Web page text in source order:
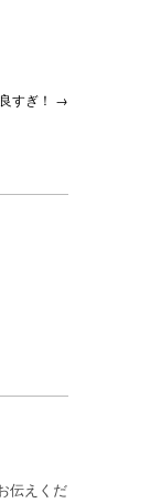
すぎ！ →
伝えくだ